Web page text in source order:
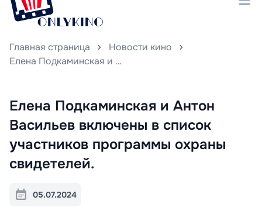
Главная страница
Новости кино
Елена Подкаминская и Антон Васильев включены в список участников программы охраны свидетелей.
Елена Подкаминская и Антон
Васильев включены в список
участников программы охраны
свидетелей.
05.07.2024